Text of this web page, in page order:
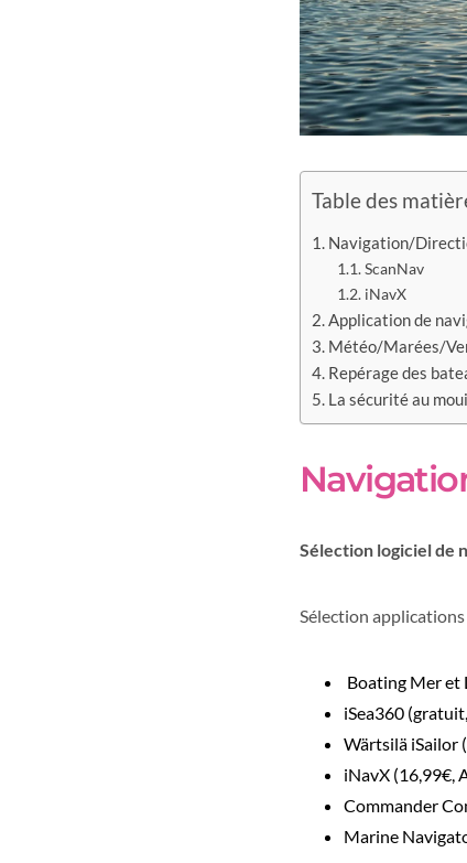
Table des
Navigation/
ScanNav
iNavX
Application de
Météo/Marées/
Repérage des
La sécurité au
Sélection logiciel de
Sélection
Boating Mer et
iSea360
Wärtsilä iSailor
iNavX (16,99€,
Commander
Marine